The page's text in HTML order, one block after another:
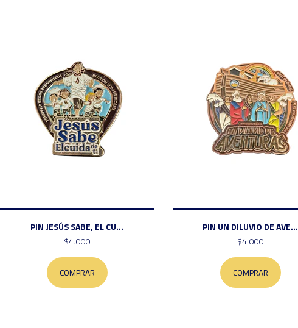
PIN JESÚS SABE, EL CU...
$4.000
COMPRAR
PIN UN DILUVIO DE AVE...
$4.000
COMPRAR